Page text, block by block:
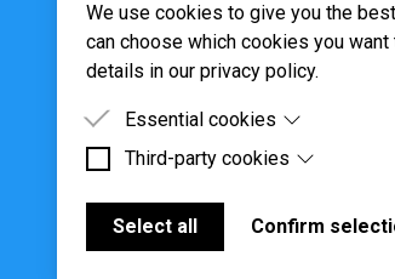
We use cookies to give you the
can choose which cookies you
details in our privacy policy.
Essential cookies
Essential cookies are cookies
Third-party cookies
Third-party cookies are cookies
features such as Google Maps.
Select all Confirm
post@systima.no
www.systima.no